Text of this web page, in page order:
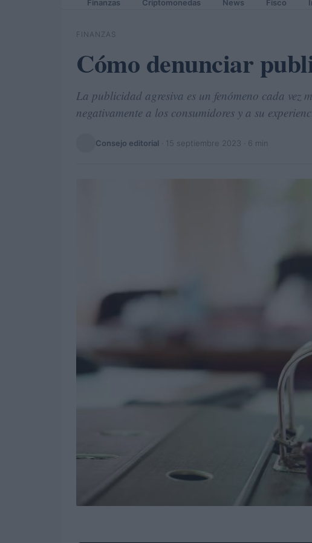
Finanzas Criptomonedas News Fisco
FINANZAS
Cómo denunciar
La publicidad agresiva es un fenómeno cada vez
negativamente a los consumidores y a su
Consejo editorial 15 septiembre 2023 · 6 min